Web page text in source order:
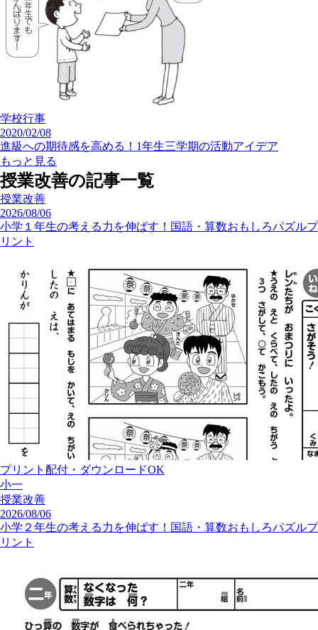
学校行事
2020/02/08
進級への期待感を高める！1年生三学期の活動アイデア
もっと見る
授業改善の記事一覧
授業改善
2026/08/06
小学１年生の考える力を伸ばす！国語・算数おもしろパズルプ
リント
プリント配付・ダウンロードOK
小一
授業改善
2026/08/06
小学２年生の考える力を伸ばす！国語・算数おもしろパズルプ
リント